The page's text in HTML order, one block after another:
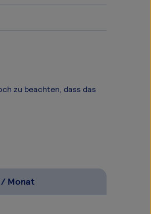
zu beachten, dass das
Monat